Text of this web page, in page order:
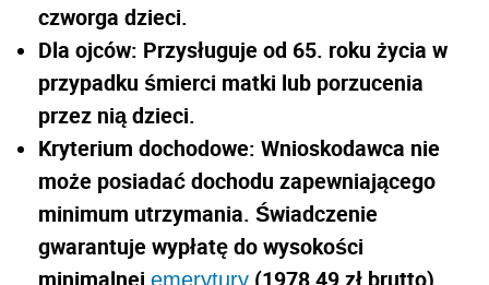
czworga dzieci.
Dla ojców: Przysługuje od 65. roku życia w
przypadku śmierci matki lub porzucenia
przez nią dzieci.
Kryterium dochodowe: Wnioskodawca nie
może posiadać dochodu zapewniającego
minimum utrzymania. Świadczenie
gwarantuje wypłatę do wysokości
minimalnej emerytury (1978,49 zł brutto).